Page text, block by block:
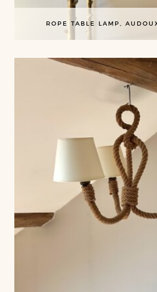
ROPE TABLE LAMP,